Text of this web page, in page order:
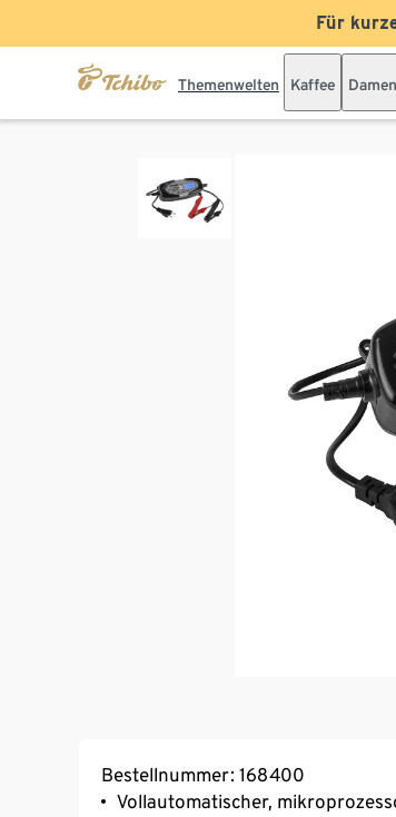
Für
Themenwelten Kaffee Damen
Bestellnummer: 168400
Vollautomatischer,